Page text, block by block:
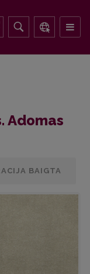
Adomas
BAIGTA